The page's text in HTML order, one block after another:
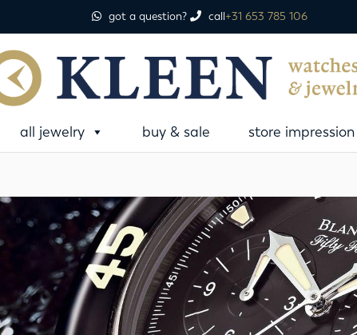
got a question? call+31 653 785 106
all jewelry buy & sale store impression